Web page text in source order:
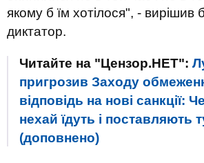
якому б їм хотілося", - вирішив
диктатор.
Читайте на "Цензор.НЕТ":
пригрозив Заходу
відповідь на нові санкції:
нехай їдуть і поставляють
(доповнено)